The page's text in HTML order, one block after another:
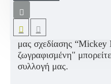
Χειροποίητη Ποδιά
χέρι βασισμένη σε
μας σχεδίασης “Mickey
ζωγραφισμένη"
συλλογή μας.